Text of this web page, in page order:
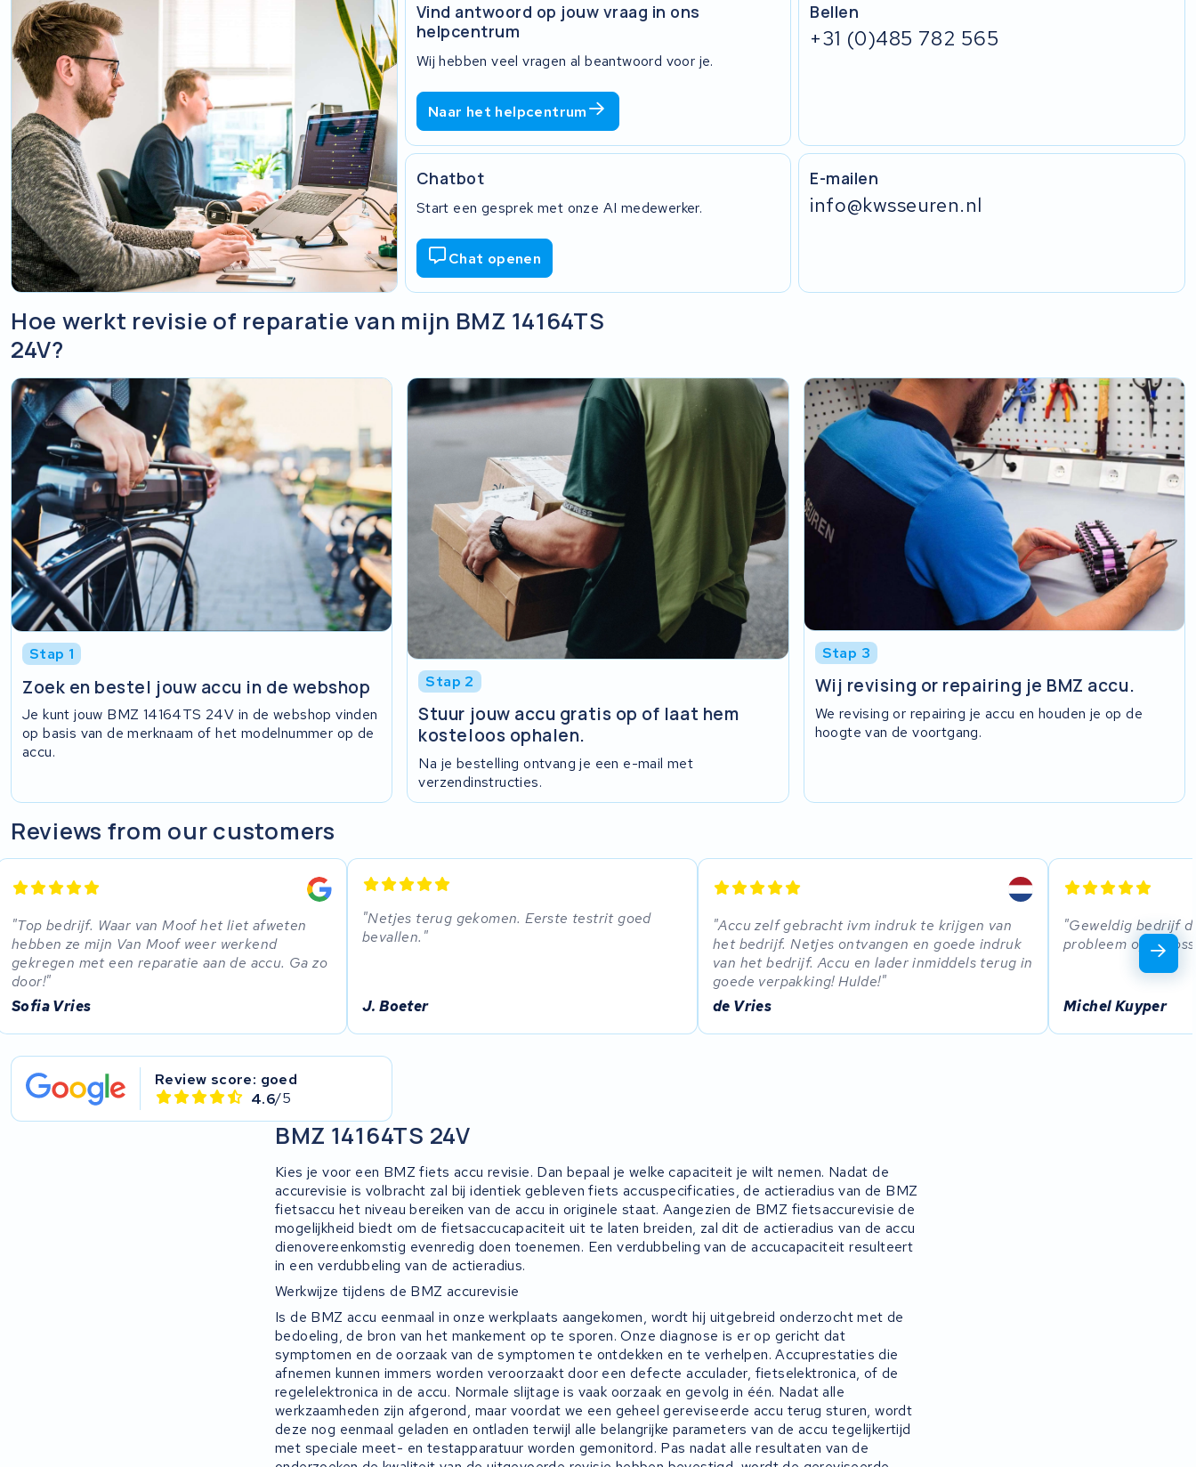
Vind antwoord op jouw vraag in ons
helpcentrum
Wij hebben veel vragen al beantwoord voor je.
Naar het helpcentrum
Bellen
+31 (0)485 782 565
E-mailen
info@kwsseuren.nl
Chatbot
Start een gesprek met onze AI medewerker.
Chat openen
Hoe werkt revisie of reparatie van mijn BMZ 14164TS
24V?
Stap 1
Zoek en bestel jouw accu in de webshop
Je kunt jouw BMZ 14164TS 24V in de webshop vinden
op basis van de merknaam of het modelnummer op de
accu.
Stap 2
Stuur jouw accu gratis op of laat hem
kosteloos ophalen.
Na je bestelling ontvang je een e-mail met
verzendinstructies.
Stap 3
Wij revising or repairing je BMZ accu.
We revising or repairing je accu en houden je op de
hoogte van de voortgang.
Reviews from our customers
Top bedrijf. Waar van Moof het liet afweten
hebben ze mijn Van Moof weer werkend
gekregen met een reparatie aan de accu. Ga zo
door!
Sofia Vries
Netjes terug gekomen. Eerste testrit goed
bevallen.
J. Boeter
Accu zelf gebracht ivm indruk te krijgen van
het bedrijf. Netjes ontvangen en goede indruk
van het bedrijf. Accu en lader inmiddels terug in
goede verpakking! Hulde!
de Vries
Geweldig bedrijf
probleem op te
Michel Kuyper
Review score: goed
4.6/5
BMZ 14164TS 24V
Kies je voor een BMZ fiets accu revisie. Dan bepaal je welke capaciteit je wilt nemen. Nadat de
accurevisie is volbracht zal bij identiek gebleven fiets accuspecificaties, de actieradius van de BMZ
fietsaccu het niveau bereiken van de accu in originele staat. Aangezien de BMZ fietsaccurevisie de
mogelijkheid biedt om de fietsaccucapaciteit uit te laten breiden, zal dit de actieradius van de accu
dienovereenkomstig evenredig doen toenemen. Een verdubbeling van de accucapaciteit resulteert
in een verdubbeling van de actieradius.
Werkwijze tijdens de BMZ accurevisie
Is de BMZ accu eenmaal in onze werkplaats aangekomen, wordt hij uitgebreid onderzocht met de
bedoeling, de bron van het mankement op te sporen. Onze diagnose is er op gericht dat
symptomen en de oorzaak van de symptomen te ontdekken en te verhelpen. Accuprestaties die
afnemen kunnen immers worden veroorzaakt door een defecte acculader, fietselektronica, of de
regelelektronica in de accu. Normale slijtage is vaak oorzaak en gevolg in één. Nadat alle
werkzaamheden zijn afgerond, maar voordat we een geheel gereviseerde accu terug sturen, wordt
deze nog eenmaal geladen en ontladen terwijl alle belangrijke parameters van de accu tegelijkertijd
met speciale meet- en testapparatuur worden gemonitord. Pas nadat alle resultaten van de